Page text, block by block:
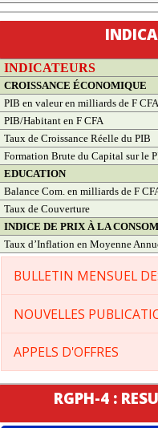
INDICATEURS
CROISSANCE ÉCONOMIQUE
PIB en valeur en milliards de F CFA
PIB/Habitant en F CFA
Taux de Croissance Réelle du PIB
Formation Brute du Capital sur le
EDUCATION
Balance Com. en milliards de F
Taux de Couverture
INDICE DE PRIX À LA
Taux d’Inflation en Moyenne
BULLETIN MENSUEL
NOUVELLES
APPELS D'OFFRES
RGPH-4 :